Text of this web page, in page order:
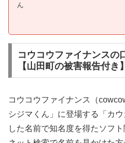
ん
コウコウファイナンスの
【山田町の被害報告付き】
コウコウファイナンス（
シジマくん」に登場する「カ
した名前で知名度を得たソフ